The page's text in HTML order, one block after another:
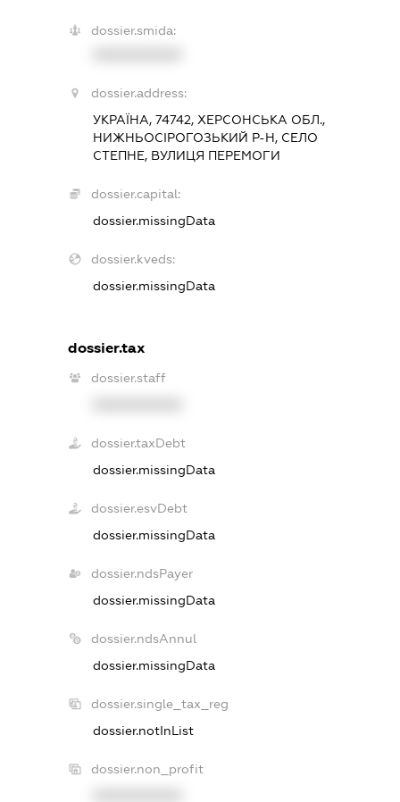
dossier.smida:
dossier.address:
УКРАЇНА, 74742, ХЕРСОНСЬКА ОБЛ.,
НИЖНЬОСІРОГОЗЬКИЙ Р-Н, СЕЛО
СТЕПНЕ, ВУЛИЦЯ ПЕРЕМОГИ
dossier.capital:
dossier.missingData
dossier.kveds:
dossier.missingData
dossier.tax
dossier.staff
dossier.taxDebt
dossier.missingData
dossier.esvDebt
dossier.missingData
dossier.ndsPayer
dossier.missingData
dossier.ndsAnnul
dossier.missingData
dossier.single_tax_reg
dossier.notInList
dossier.non_profit